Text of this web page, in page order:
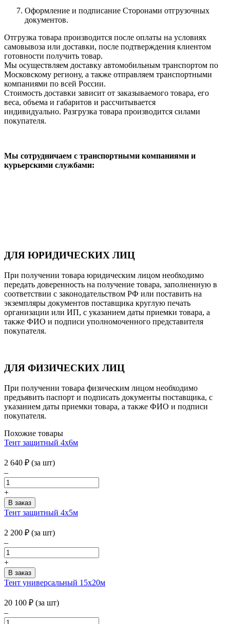
Оформление и подписание Сторонами отгрузочных
документов.
Отгрузка товара производится после оплаты на условиях
самовывоза или доставки, после подтверждения клиентом
готовности получить товар.
Мы осуществляем доставку автомобильным транспортом по
Московскому региону, а также отправляем транспортными
компаниями по всей России.
Стоимость доставки зависит от заказываемого товара, его
веса, объема и габаритов и рассчитывается
индивидуально. Разгрузка товара производится силами
покупателя.
Мы сотрудничаем с транспортными компаниями и
курьерскими службами:
ДЛЯ ЮРИДИЧЕСКИХ ЛИЦ
При получении товара юридическим лицом необходимо
передать доверенность на получение товара, заполненную в
соответствии с законодательством РФ или поставить на
экземпляры документов поставщика круглую печать
организации или ИП, с указанием даты приемки товара, а
также ФИО и подписи уполномоченного представителя
покупателя.
ДЛЯ ФИЗИЧЕСКИХ ЛИЦ
При получении товара физическим лицом необходимо
предъявить паспорт и подписать документы поставщика, с
указанием даты приемки товара, а также ФИО и подписи
покупателя.
Похожие товары
Тент защитный 4х6м
2 640 ₽ (за шт)
–
+
Тент защитный 4х5м
2 200 ₽ (за шт)
–
+
Тент универсальный 15х20м
20 100 ₽ (за шт)
–